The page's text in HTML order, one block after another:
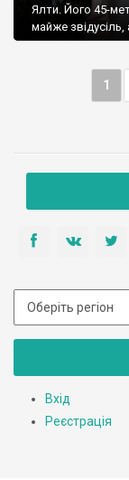
Ялти. Його 45-
майже
1
Вхід
Реєстрація